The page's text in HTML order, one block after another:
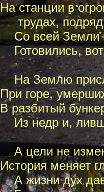
На станции в
трудах, подряд
Со всей Земли
Готовились,
На Землю
При горе,
В разбитый
Из недр и,
А цели не
История меняет
А жизни дух